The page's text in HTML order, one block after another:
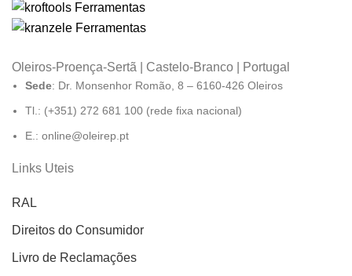
Oleiros-Proença-Sertã | Castelo-Branco | Portugal
Sede: Dr. Monsenhor Romão, 8 – 6160-426 Oleiros
Tl.: (+351) 272 681 100 (rede fixa nacional)
E.: online@oleirep.pt
Links Uteis
RAL
Direitos do Consumidor
Livro de Reclamações